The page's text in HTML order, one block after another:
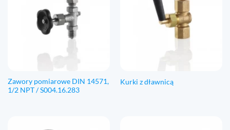
Zawory pomiarowe DIN 14571,
1/2 NPT / S004.16.283
Kurki z dławnicą